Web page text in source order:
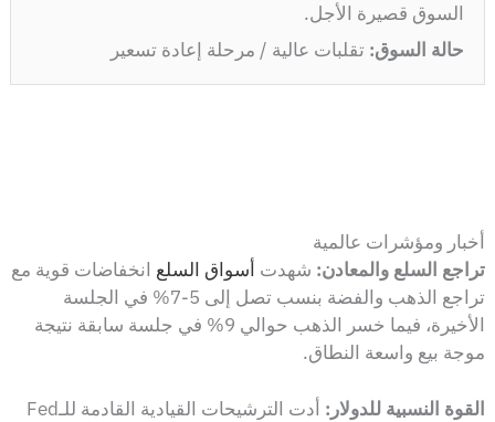
السوق قصيرة الأجل.
حالة السوق: تقلبات عالية / مرحلة إعادة تسعير
أخبار ومؤشرات عالمية
تراجع السلع والمعادن: شهدت أسواق السلع انخفاضات قوية مع
تراجع الذهب والفضة بنسب تصل إلى 5-7% في الجلسة
الأخيرة، فيما خسر الذهب حوالي 9% في جلسة سابقة نتيجة
موجة بيع واسعة النطاق.
القوة النسبية للدولار:
أدت الترشيحات القيادية القادمة للـFed